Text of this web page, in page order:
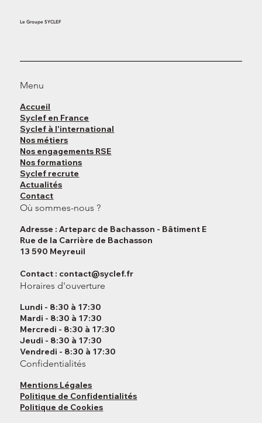
Le Groupe SYCLEF
Menu
Accueil
Syclef en France
Syclef à l'international
Nos métiers
Nos engagements RSE
Nos formations
Syclef recrute
Actualités
Contact
Où sommes-nous ?
Adresse : Arteparc de Bachasson - Bâtiment E
Rue de la Carrière de Bachasson
13 590 Meyreuil
Contact : contact@syclef.fr
Horaires d'ouverture
Lundi - 8:30 à 17:30
Mardi - 8:30 à 17:30
Mercredi - 8:30 à 17:30
Jeudi - 8:30 à 17:30
Vendredi - 8:30 à 17:30
Confidentialités
Mentions Légales
Politique de Confidentialités
Politique de Cookies